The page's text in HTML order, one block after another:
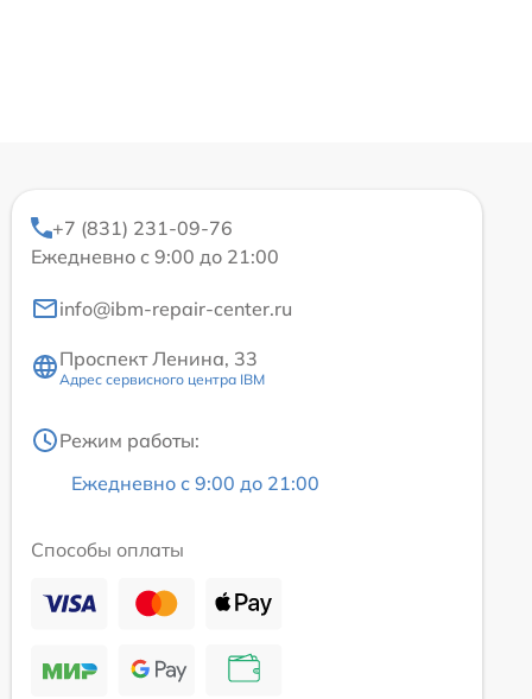
+7 (831) 231-09-76
Ежедневно с 9:00 до 21:00
info@ibm-repair-center.ru
Проспект Ленина, 33
Адрес сервисного центра IBM
Режим работы:
Ежедневно с 9:00 до 21:00
Способы оплаты